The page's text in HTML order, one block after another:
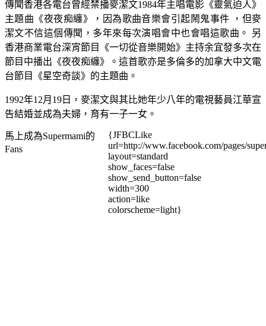
傳聞香港各電台曾經禁播麥潔文1984年主唱電影《靈氣迫人》
主題曲《夜夜痴纏》，因為歌曲音樂會引起鬧鬼事件 ，但麥
潔文不信這個傳聞，多年來每次演唱會中也會唱這歌曲。 另
香港商業電台深宵節目《一切從音樂開始》主持余宜發多次在
節目中播出《夜夜痴纏》。這首歌亦是多倫多的加拿大中文電
台節目《星空奇談》的主題曲。
1992年12月19日，麥潔文與其比她年少八年的電視藝員江華宣
告結婚並成為夫婦，育有一子一女。
馬上成為Supermami的
Fans
{JFBCLike
url=http://www.facebook.com/pages/
layout=standard
show_faces=false
show_send_button=false
width=300
action=like
colorscheme=light}